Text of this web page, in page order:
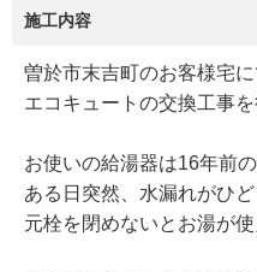
施工内容
曽於市末吉町のお客様宅に
エコキュートの交換工事
お使いの給湯器は16年前の
ある日突然、水漏れがひど
元栓を閉めないとお湯が